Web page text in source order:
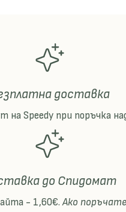
доставка
на Speedy при поръчка
до Спидомат
- 1,60€. Ако